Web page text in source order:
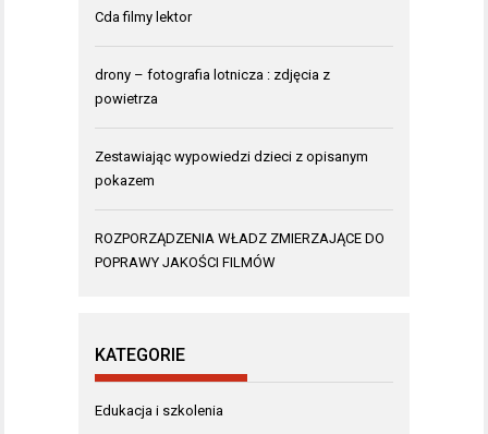
Cda filmy lektor
drony – fotografia lotnicza : zdjęcia z
powietrza
Zestawiając wypowiedzi dzieci z opisanym
pokazem
ROZPORZĄDZENIA WŁADZ ZMIERZAJĄCE DO
POPRAWY JAKOŚCI FILMÓW
KATEGORIE
Edukacja i szkolenia